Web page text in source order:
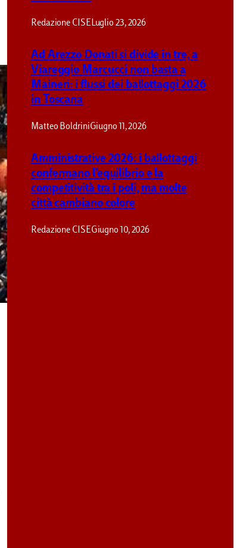
Redazione CISE Luglio 23, 2026
Ad Arezzo Donati si divide in tre, a
Viareggio Marcucci non basta a
Maineri: i flussi dei ballottaggi 2026
in Toscana
Matteo BoldriniGiugno 11, 2026
Amministrative 2026: i ballottaggi
confermano l’equilibrio e la
competitività tra i poli, ma molte
città cambiano colore
Redazione CISEGiugno 10, 2026